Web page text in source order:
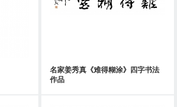
名家姜秀真《难得糊涂》四字书法
作品